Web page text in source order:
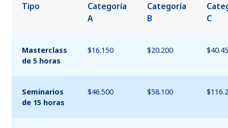
Tipo
Categoría
A
Categoría
B
C
Masterclass
de 5 horas
$16.150 $20.200
Seminarios
de 15 horas
$46.500 $58.100